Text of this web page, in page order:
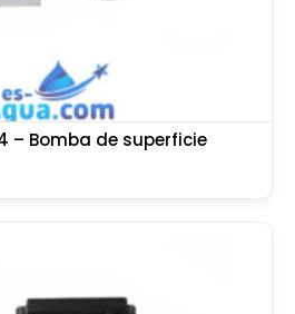
– Bomba de superficie